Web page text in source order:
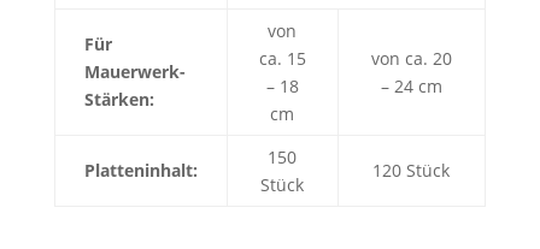
Für
Mauerwerk-
Stärken:
von
ca. 15
– 18
cm
von ca. 20
– 24 cm
Platteninhalt:
150
Stück
120 Stück